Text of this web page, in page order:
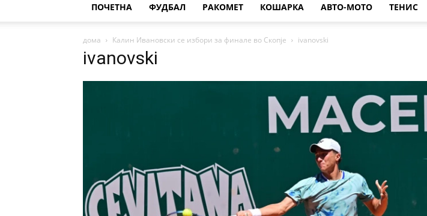
ПОЧЕТНА ФУДБАЛ РАКОМЕТ КОШАРКА АВТО-МОТО ТЕНИС
дома Калин Ивановски се избори за финале во Скопје ivanovski
ivanovski